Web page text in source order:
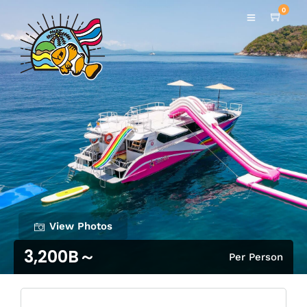
0
View Photos
3,200B～ Per Person